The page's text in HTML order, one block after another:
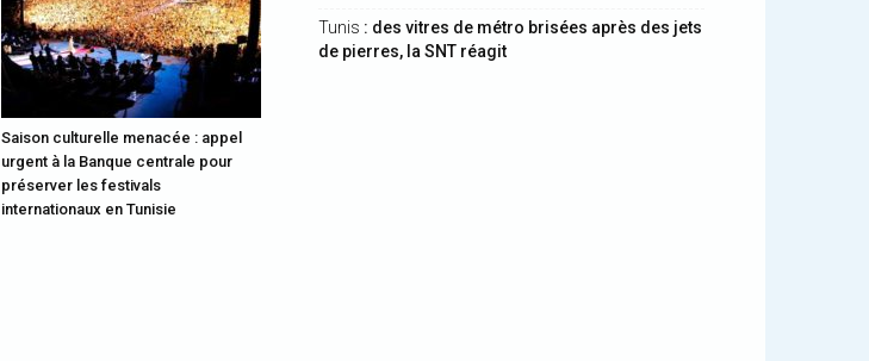
Saison culturelle menacée : appel
urgent à la Banque centrale pour
préserver les festivals
internationaux en Tunisie
Tunis : des vitres de métro brisées après des jets
de pierres, la SNT réagit